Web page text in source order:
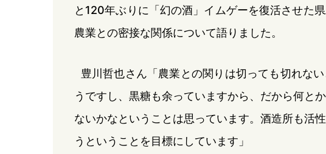
と120年ぶりに「幻の酒」イムゲーを復活させた
農業との密接な関係について語りました。
豊川哲也さん「農業との関りは切っても切れな
うですし、黒糖も余っていますから、だから何と
ないかなということは思っています。酒造所も活
うということを目標にしています」